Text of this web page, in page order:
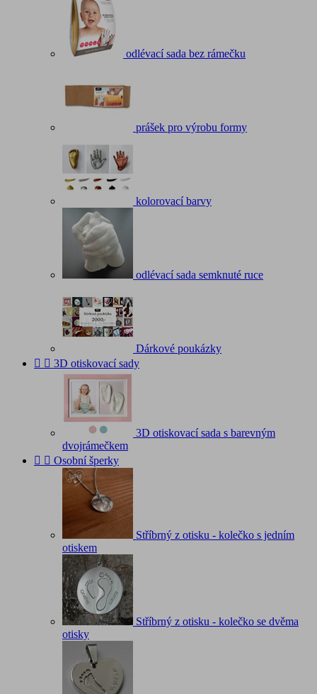
odlévací sada bez rámečku
prášek pro výrobu formy
kolorovací barvy
odlévací sada semknuté ruce
Dárkové poukázky
  3D otiskovací sady
3D otiskovací sada s barevným
dvojrámečkem
  Osobní šperky
Stříbrný z otisku - kolečko s jedním
otiskem
Stříbrný z otisku - kolečko se dvěma
otisky